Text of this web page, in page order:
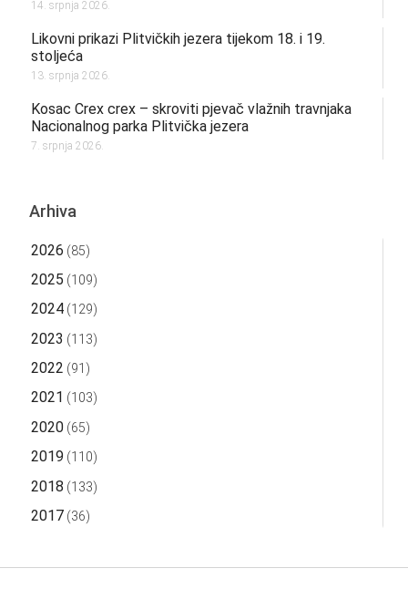
14. srpnja 2026.
Likovni prikazi Plitvičkih jezera tijekom 18. i 19.
stoljeća
13. srpnja 2026.
Kosac Crex crex – skroviti pjevač vlažnih travnjaka
Nacionalnog parka Plitvička jezera
7. srpnja 2026.
Arhiva
2026 (85)
2025 (109)
2024(129)
2023 (113)
2022 (91)
2021 (103)
2020(65)
2019 (110)
2018 (133)
2017(36)